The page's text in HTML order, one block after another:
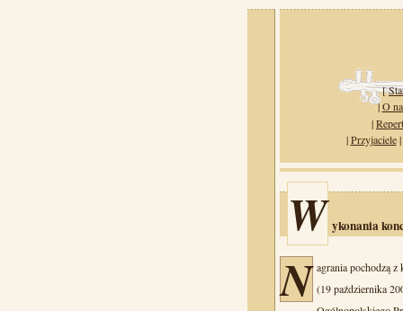
[
|O
|
|Przyjaciele|
W ykonania
N agrania pochodzą
(19 października